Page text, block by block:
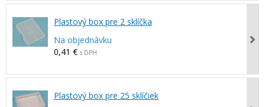
Plastový box pre 2 sklíčka
Na objednávku
0,41 € s DPH
Plastový box pre 25 sklíčiek